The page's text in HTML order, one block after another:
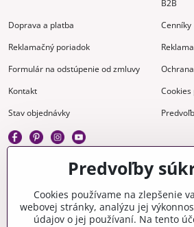
B2B
Doprava a platba
Cenníky
Reklamačný poriadok
Formulár na odstúpenie od zmluvy
Kontakt
Cookies
Stav objednávky
Gravírovanie
Predvoľby
Cookies používame na zlepšenie
webovej stránky, analýzu jej
údajov o jej používaní. Na tento